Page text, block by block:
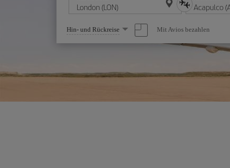
Wählen
Sie
eine
Hin- und Rückreise Mit Avios bezahlen